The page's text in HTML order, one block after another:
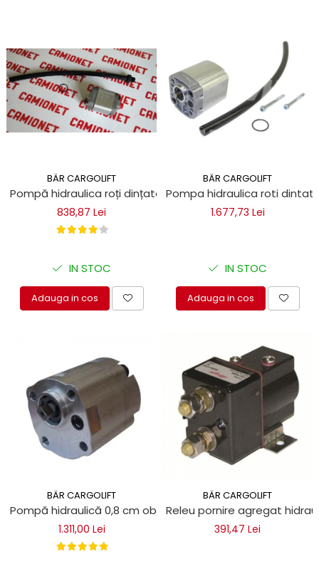
BÄR CARGOLIFT
Pompă hidraulica roți dințate 0,75 cm Bar Cargolift
838,87 Lei
IN STOC
Adauga in cos
BÄR CARGOLIFT
Pompa hidraulica roti
1.677,73 Lei
IN STOC
Adauga in cos
BÄR CARGOLIFT
Pompă hidraulică 0,8 cm obloane Bar Cargolift
1.311,00 Lei
BÄR CARGOLIFT
Releu pornire agregat
391,47 Lei